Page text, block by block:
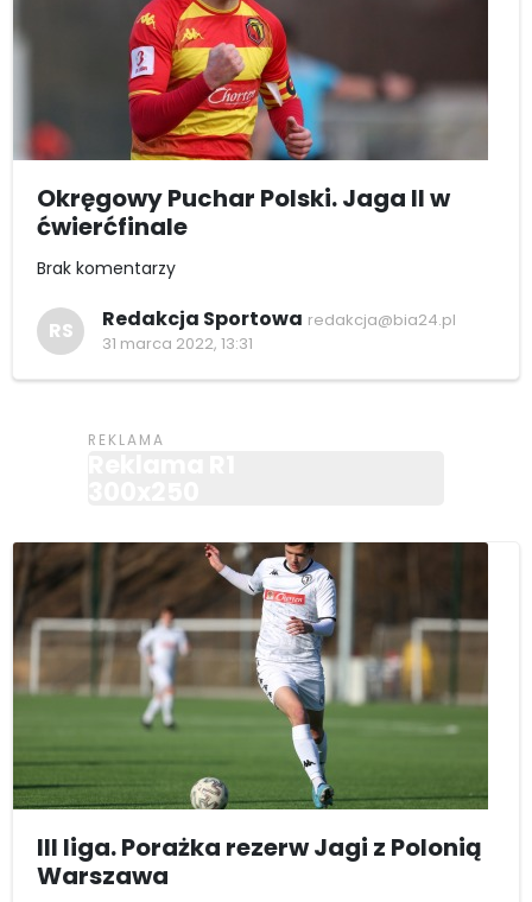
Okręgowy Puchar Polski. Jaga II w
ćwierćfinale
Brak komentarzy
RS Redakcja Sportowa redakcja@bia24.pl
31 marca 2022, 13:31
III liga. Porażka rezerw Jagi z Polonią
Warszawa